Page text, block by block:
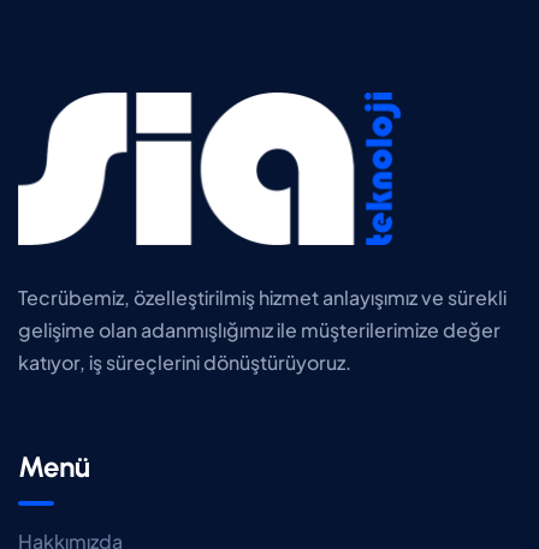
Tecrübemiz, özelleştirilmiş hizmet anlayışımız ve sürekli
gelişime olan adanmışlığımız ile müşterilerimize değer
katıyor, iş süreçlerini dönüştürüyoruz.
Menü
Hakkımızda